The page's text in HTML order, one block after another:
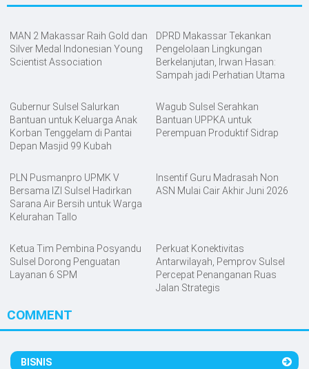
MAN 2 Makassar Raih Gold dan
Silver Medal Indonesian Young
Scientist Association
DPRD Makassar Tekankan
Pengelolaan Lingkungan
Berkelanjutan, Irwan Hasan:
Sampah jadi Perhatian Utama
Gubernur Sulsel Salurkan
Bantuan untuk Keluarga Anak
Korban Tenggelam di Pantai
Depan Masjid 99 Kubah
Wagub Sulsel Serahkan
Bantuan UPPKA untuk
Perempuan Produktif Sidrap
PLN Pusmanpro UPMK V
Bersama IZI Sulsel Hadirkan
Sarana Air Bersih untuk Warga
Kelurahan Tallo
Insentif Guru Madrasah Non
ASN Mulai Cair Akhir Juni 2026
Ketua Tim Pembina Posyandu
Sulsel Dorong Penguatan
Layanan 6 SPM
Perkuat Konektivitas
Antarwilayah, Pemprov Sulsel
Percepat Penanganan Ruas
Jalan Strategis
COMMENT
BISNIS